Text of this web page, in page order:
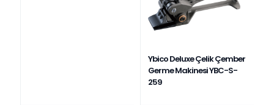
Ybico Deluxe Çelik Çember
Germe Makinesi YBC-S-
259